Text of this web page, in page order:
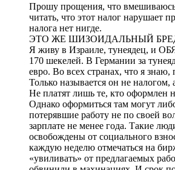
Прошу прощения, что
читать, что этот налог нарушает
налога нет нигде.
ЭТО ЖЕ ШИЗОИДАЛЬНЫЙ
Я живу в Израиле, тунеядец, и
170 шекелей. В Германии за
евро. Во всех странах, что я знаю,
Только называется он не налогом,
Не платят лишь те, кто оформлен
Однако оформиться там могут
потерявшие работу не по своей
зарплате не менее года. Такие
освобождены от социального
каждую неделю отмечаться на
«увиливать» от предлагаемых